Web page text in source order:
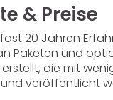
& Preise
20 Jahren
Paketen und
die mit
veröffentlicht